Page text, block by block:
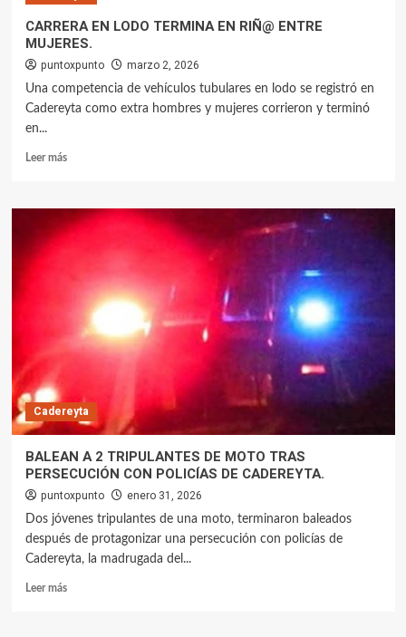
CARRERA EN LODO TERMINA EN RlÑ@ ENTRE
MUJERES.
puntoxpunto marzo 2, 2026
Una competencia de vehículos tubulares en lodo se registró en
Cadereyta como extra hombres y mujeres corrieron y terminó
en...
Leer más
Cadereyta
BALEAN A 2 TRIPULANTES DE MOTO TRAS
PERSECUCIÓN CON POLICÍAS DE CADEREYTA.
puntoxpunto enero 31, 2026
Dos jóvenes tripulantes de una moto, terminaron baleados
después de protagonizar una persecución con policías de
Cadereyta, la madrugada del...
Leer más